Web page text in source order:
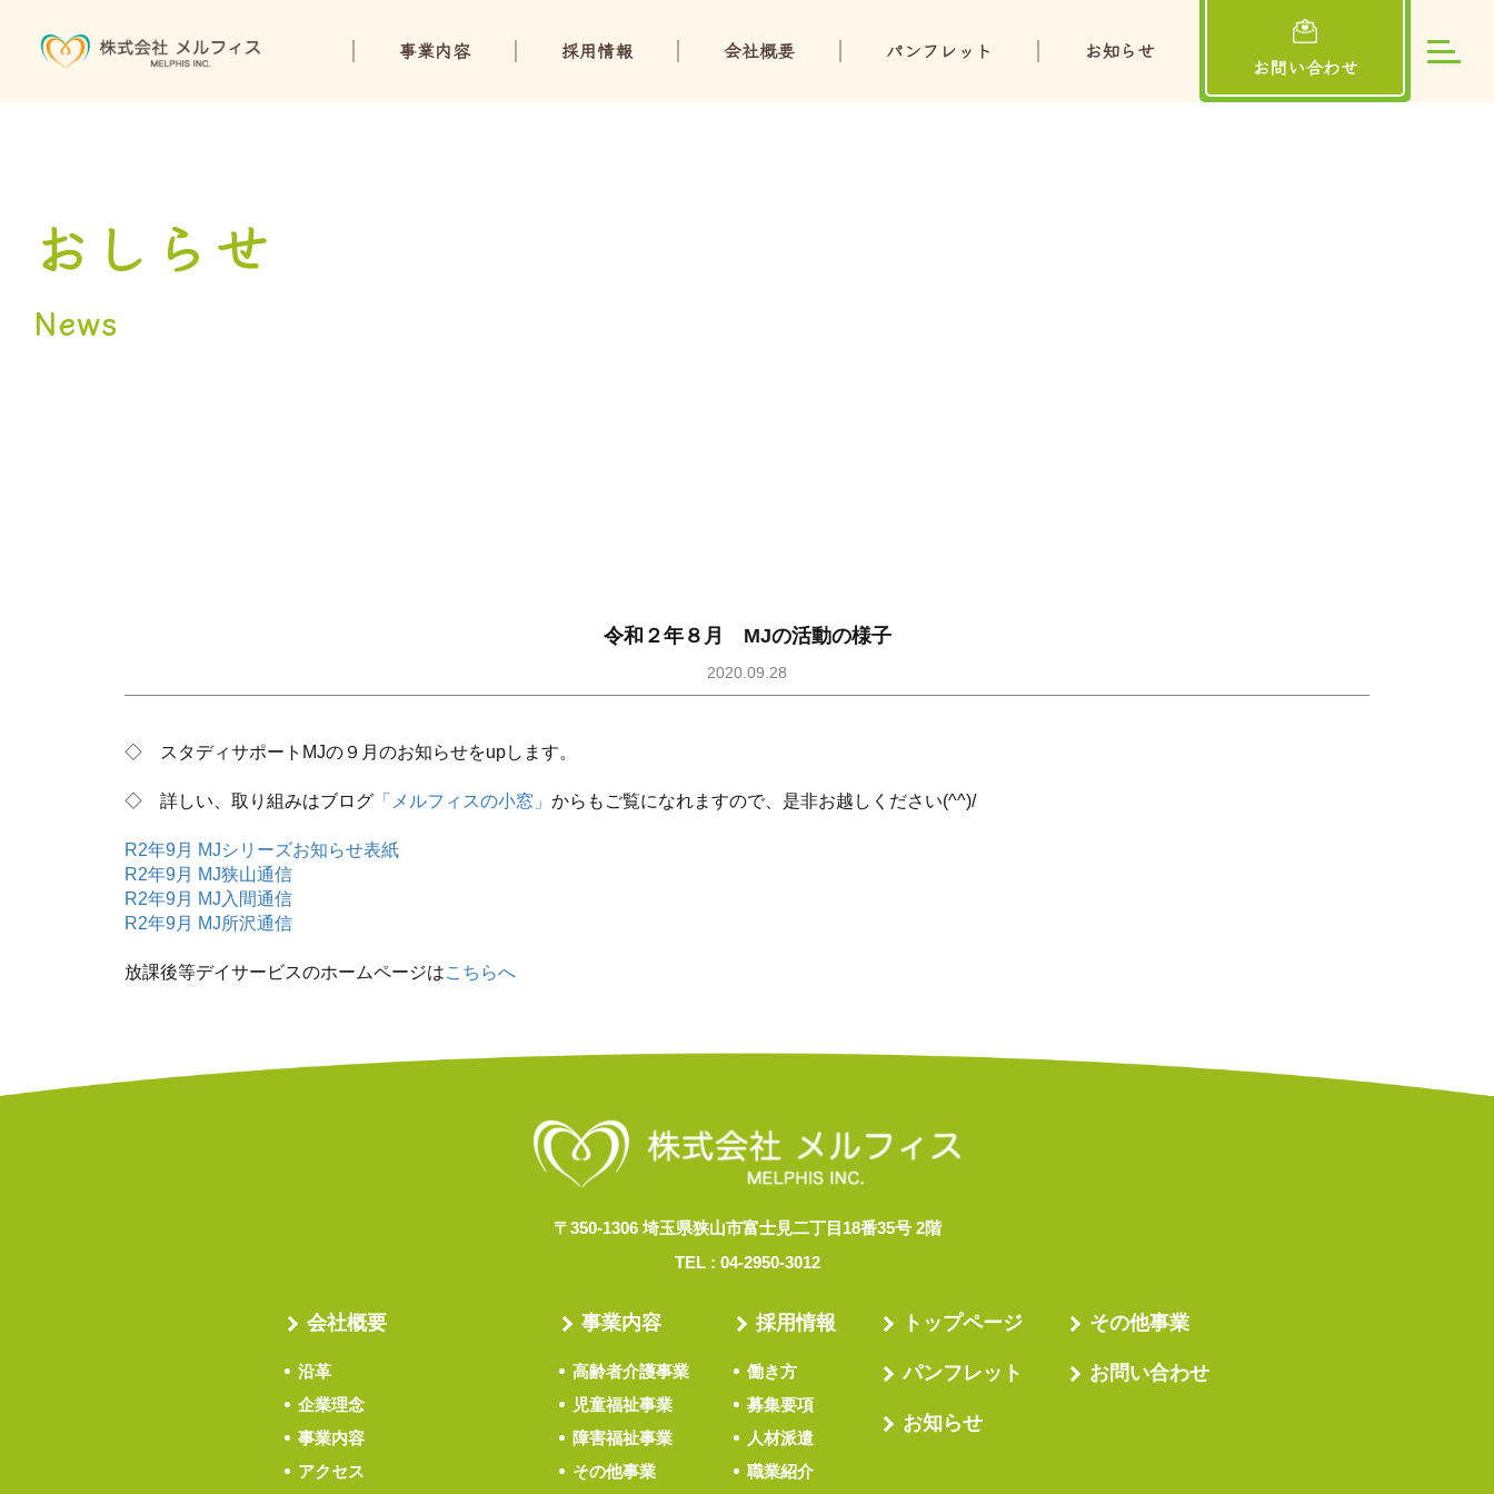
事業内容 採用情報 会社概要 パンフレット お知らせ
お問い合わせ
おしらせ
News
令和２年８月 MJの活動の様子
2020.09.28
◇ スタディサポートMJの９月のお知らせをupします。
◇ 詳しい、取り組みはブログ 「メルフィスの小窓」 からもご覧になれますので、是非お越しください(^^)/
R2年9月 MJシリーズお知らせ表紙
R2年9月 MJ狭山通信
R2年9月 MJ入間通信
R2年9月 MJ所沢通信
放課後等デイサービスのホームページはこちらへ
〒350-1306 埼玉県狭山市富士見二丁目18番35号 2階
TEL : 04-2950-3012
会社概要
沿革
企業理念
事業内容
アクセス
事業内容
高齢者介護事業
児童福祉事業
障害福祉事業
その他事業
採用情報
働き方
募集要項
人材派遣
職業紹介
トップページ
パンフレット
お知らせ
その他事業
お問い合わせ